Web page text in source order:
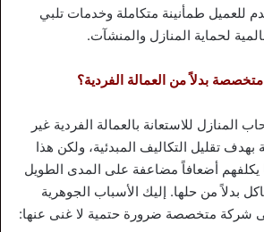
للعميل طمأنينة متكاملة وخدمات تلبي
لحماية المنازل والمنشآت.
بدلاً من العمالة الفردية؟
المنازل للاستعانة بالعمالة الفردية غير
بهدف تقليل التكاليف المبدئية، ولكن هذا
يكلفهم أضعافاً مضاعفة على المدى الطويل
بدلاً من حلها. إليك الأسباب الجوهرية
شركة متخصصة ضرورة حتمية لا غنى عنها: